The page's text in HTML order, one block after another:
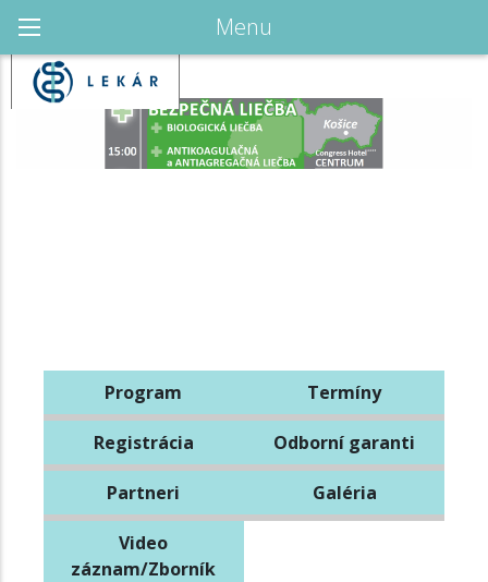
Menu
Program Termíny
Registrácia Odborní garanti
Partneri Galéria
Video
záznam/Zborník